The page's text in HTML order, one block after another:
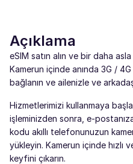
Açıklama
eSIM satın alın ve bir daha
Kamerun içinde anında 3G /
bağlanın ve ailenizle ve
Hizmetlerimizi kullanmaya
işleminizden sonra, e-
kodu akıllı telefonunuzun
yükleyin. Kamerun içinde hızlı
keyfini çıkarın.